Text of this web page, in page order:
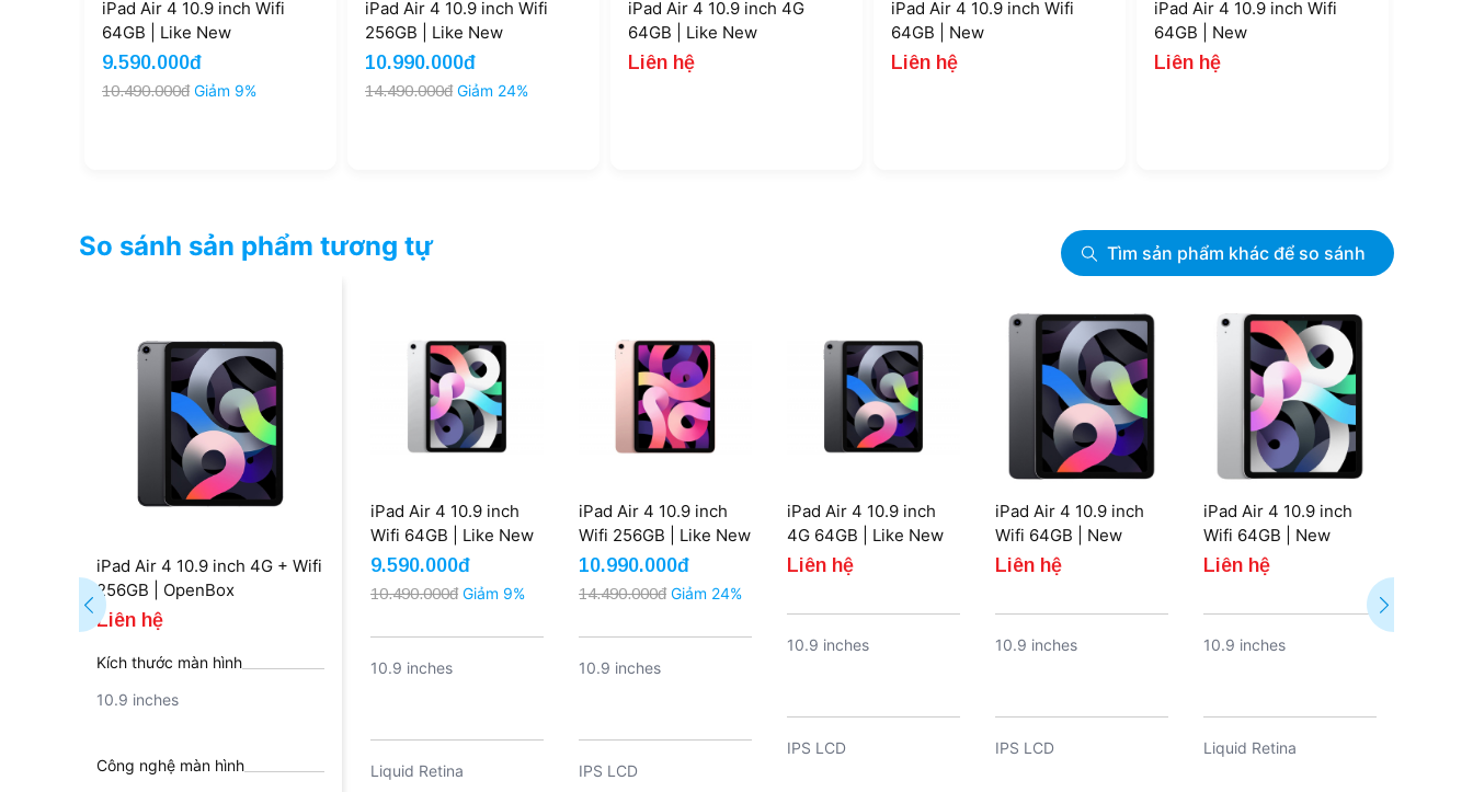
iPad Air 4 10.9 inch Wifi
64GB | Like New
9.590.000đ
10.490.000đ Giảm 9%
iPad Air 4 10.9 inch Wifi
256GB | Like New
10.990.000đ
14.490.000đ Giảm 24%
iPad Air 4 10.9 inch 4G
64GB | Like New
Liên hệ
iPad Air 4 10.9 inch Wifi
64GB | New
Liên hệ
iPad Air 4 10.9 inch Wifi
64GB | New
Liên hệ
So sánh sản phẩm tương tự Tìm sản phẩm khác để so sánh
iPad Air 4 10.9 inch 4G + Wifi
256GB | OpenBox
Liên hệ
Kích thước màn hình
10.9 inches
Công nghệ màn hình
iPad Air 4 10.9 inch
Wifi 64GB | Like New
9.590.000đ
10.490.000đ Giảm 9%
10.9 inches
Liquid Retina
iPad Air 4 10.9 inch
Wifi 256GB | Like New
10.990.000đ
14.490.000đ Giảm 24%
10.9 inches
IPS LCD
iPad Air 4 10.9 inch
4G 64GB | Like New
Liên hệ
10.9 inches
IPS LCD
iPad Air 4 10.9 inch
Wifi 64GB | New
Liên hệ
10.9 inches
IPS LCD
iPad Air 4 10.9 inch
Wifi 64GB | New
Liên hệ
10.9 inches
Liquid Retina